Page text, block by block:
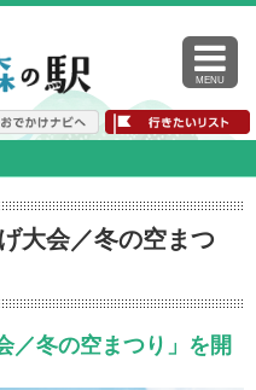
MENU
大会／冬の空まつ
／冬の空まつり」を開